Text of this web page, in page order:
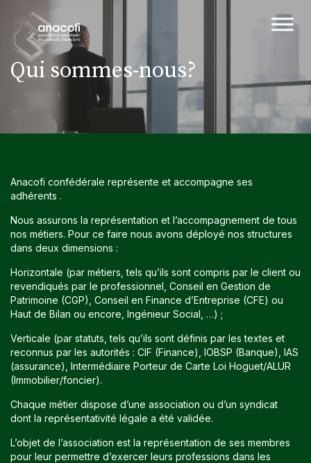
Qui sommes-nous?
Anacofi confédérale représente et accompagne ses
adhérents .
Nous assurons la représentation et l’accompagnement de tous
nos métiers. Pour ce faire nous avons déployé nos structures
dans deux dimensions :
Horizontale (par métiers, tels qu’ils sont compris par le client ou
revendiqués par le professionnel, Conseil en Gestion de
Patrimoine (CGP), Conseil en Finance d’Entreprise (CFE) ou
Haut de Bilan ou encore, Ingénieur Social, …) ;
Verticale (par statuts, tels qu’ils sont définis par les textes et
reconnus par les autorités : CIF (Finance), IOBSP (Banque), IAS
(assurance), Intermédiaire Porteur de Carte Loi Hoguet/ALUR
(Immobilier/foncier).
Chaque métier dispose d’une association ou d’un syndicat
dont la représentativité légale a été validée.
L’objet de l’association est la représentation de ses membres
pour leur permettre d’exercer leurs professions dans les